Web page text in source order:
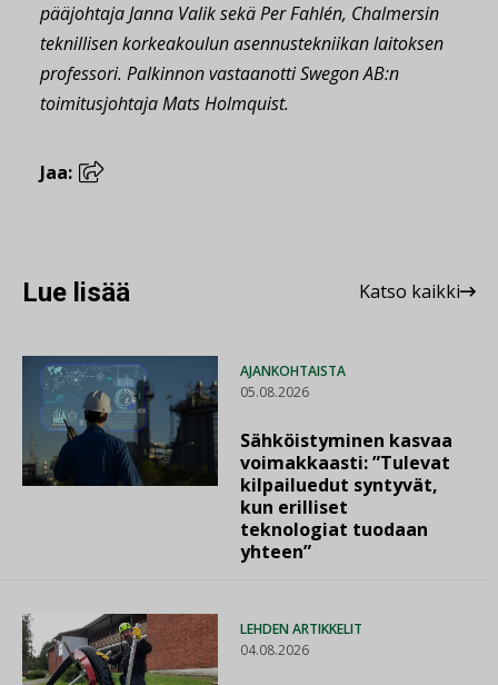
pääjohtaja Janna Valik sekä Per Fahlén, Chalmersin
teknillisen korkeakoulun asennustekniikan laitoksen
professori. Palkinnon vastaanotti Swegon AB:n
toimitusjohtaja Mats Holmquist.
Jaa:
Lue lisää Katso kaikki
AJANKOHTAISTA
05.08.2026
Sähköistyminen kasvaa
voimakkaasti: ”Tulevat
kilpailuedut syntyvät,
kun erilliset
teknologiat tuodaan
yhteen”
LEHDEN ARTIKKELIT
04.08.2026